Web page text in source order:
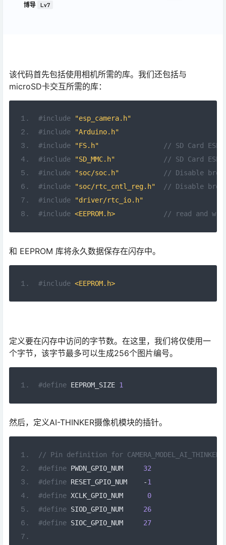
博导 Lv7
该代码首先包括使用相机所需的库。我们还包括与
microSD卡交互所需的库：
#include
"esp_camera.h"
#include
"Arduino.h"
#include
"FS.h"
// SD Card
#include
"SD_MMC.h"
// SD Card
#include
"soc/soc.h"
// Disable
#include
"soc/rtc_cntl_reg.h"
// Disable
#include
"driver/rtc_io.h"
#include <EEPROM.h> // read and
和 EEPROM 库将永久数据保存在闪存中。
#include <EEPROM.h>
定义要在闪存中访问的字节数。在这里，我们将仅使用一
个字节，该字节最多可以生成256个图片编号。
#define EEPROM_SIZE 1
然后，定义AI-THINKER摄像机模块的插针。
// Pin definition for CAMERA_MODEL_AI_THINKER
#define PWDN_GPIO_NUM 32
#define RESET_GPIO_NUM -1
#define XCLK_GPIO_NUM 0
#define SIOD_GPIO_NUM 26
#define SIOC_GPIO_NUM 27